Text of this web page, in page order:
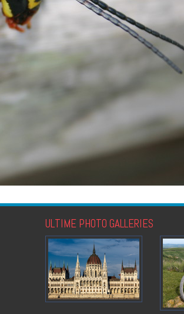
ULTIME PHOTO GALLERIES